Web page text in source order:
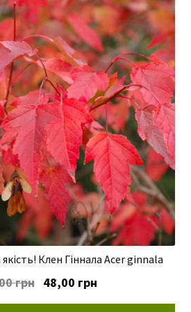
Клен Гіннала Acer ginnala
грн Оригінальна
48,00 грн